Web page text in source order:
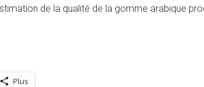
de la qualité de la gomme arabique
Plus